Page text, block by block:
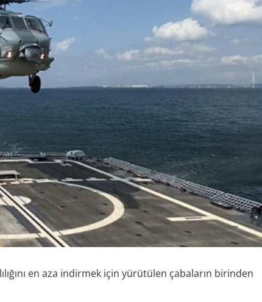
en aza indirmek için yürütülen çabaların birinden